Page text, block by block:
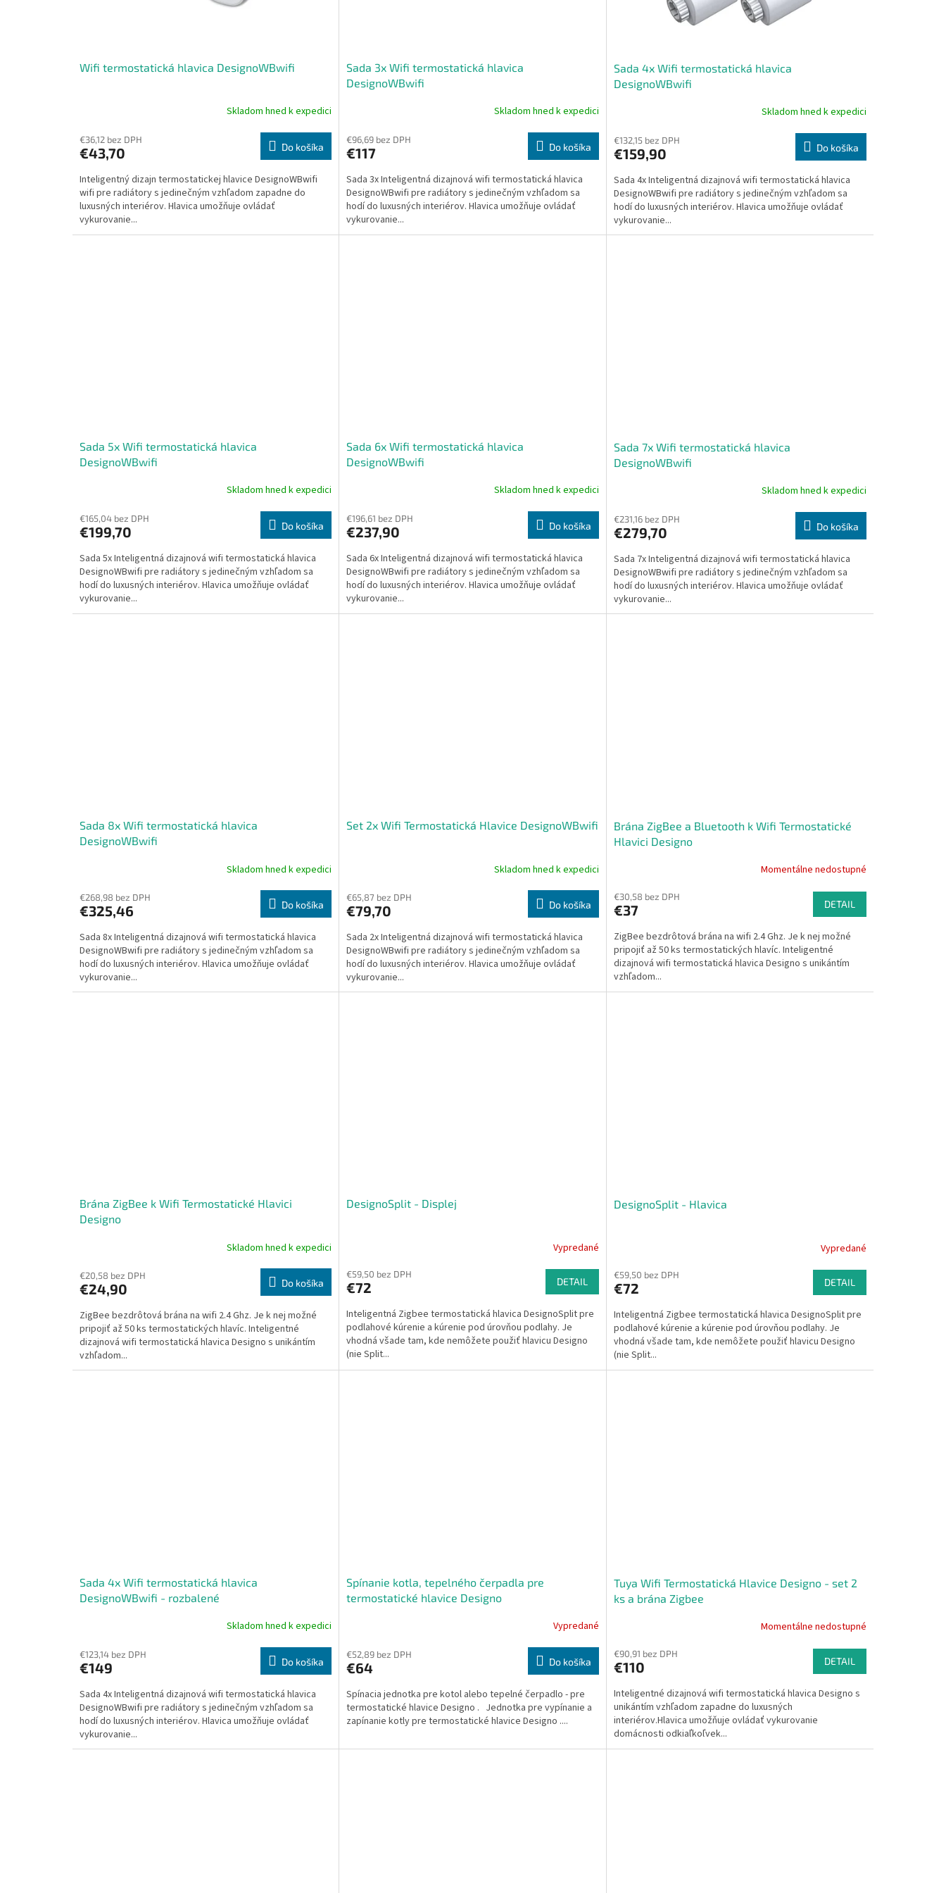
Wifi termostatická hlavica DesignoWBwifi
produktu
je
z
5
hviezdičiek.
Skladom hned k expedici
€36,12 bez DPH
€43,70 Do košíka
Inteligentný dizajn termostatickej hlavice DesignoWBwifi
wifi pre radiátory s jedinečným vzhľadom zapadne do
luxusných interiérov. Hlavica umožňuje ovládať
vykurovanie...
Sada 3x Wifi termostatická hlavica
DesignoWBwifi
produktu
je
z
5
hviezdičiek.
Skladom hned k expedici
€96,69 bez DPH
€117 Do košíka
Sada 3x Inteligentná dizajnová wifi termostatická hlavica
DesignoWBwifi pre radiátory s jedinečným vzhľadom sa
hodí do luxusných interiérov. Hlavica umožňuje ovládať
vykurovanie...
Sada 4x Wifi termostatická hlavica
DesignoWBwifi
produktu
je
z
5
hviezdičiek.
Skladom hned k expedici
€132,15 bez DPH
€159,90 Do košíka
Sada 4x Inteligentná dizajnová wifi termostatická hlavica
DesignoWBwifi pre radiátory s jedinečným vzhľadom sa
hodí do luxusných interiérov. Hlavica umožňuje ovládať
vykurovanie...
Sada 5x Wifi termostatická hlavica
DesignoWBwifi
produktu
je
z
5
hviezdičiek.
Skladom hned k expedici
€165,04 bez DPH
€199,70 Do košíka
Sada 5x Inteligentná dizajnová wifi termostatická hlavica
DesignoWBwifi pre radiátory s jedinečným vzhľadom sa
hodí do luxusných interiérov. Hlavica umožňuje ovládať
vykurovanie...
Sada 6x Wifi termostatická hlavica
DesignoWBwifi
produktu
je
z
5
hviezdičiek.
Skladom hned k expedici
€196,61 bez DPH
€237,90 Do košíka
Sada 6x Inteligentná dizajnová wifi termostatická hlavica
DesignoWBwifi pre radiátory s jedinečným vzhľadom sa
hodí do luxusných interiérov. Hlavica umožňuje ovládať
vykurovanie...
Sada 7x Wifi termostatická hlavica
DesignoWBwifi
produktu
je
z
5
hviezdičiek.
Skladom hned k expedici
€231,16 bez DPH
€279,70 Do košíka
Sada 7x Inteligentná dizajnová wifi termostatická hlavica
DesignoWBwifi pre radiátory s jedinečným vzhľadom sa
hodí do luxusných interiérov. Hlavica umožňuje ovládať
vykurovanie...
Sada 8x Wifi termostatická hlavica
DesignoWBwifi
produktu
je
z
5
hviezdičiek.
Skladom hned k expedici
€268,98 bez DPH
€325,46 Do košíka
Sada 8x Inteligentná dizajnová wifi termostatická hlavica
DesignoWBwifi pre radiátory s jedinečným vzhľadom sa
hodí do luxusných interiérov. Hlavica umožňuje ovládať
vykurovanie...
Set 2x Wifi Termostatická Hlavice DesignoWBwifi
produktu
je
z
5
hviezdičiek.
Skladom hned k expedici
€65,87 bez DPH
€79,70 Do košíka
Sada 2x Inteligentná dizajnová wifi termostatická hlavica
DesignoWBwifi pre radiátory s jedinečným vzhľadom sa
hodí do luxusných interiérov. Hlavica umožňuje ovládať
vykurovanie...
Brána ZigBee a Bluetooth k Wifi Termostatické
Hlavici Designo
Momentálne nedostupné
€30,58 bez DPH
€37 DETAIL
ZigBee bezdrôtová brána na wifi 2.4 Ghz. Je k nej možné
pripojiť až 50 ks termostatických hlavíc. Inteligentné
dizajnová wifi termostatická hlavica Designo s unikántím
vzhľadom...
Brána ZigBee k Wifi Termostatické Hlavici
Designo
produktu
je
z
5
hviezdičiek.
Skladom hned k expedici
€20,58 bez DPH
€24,90 Do košíka
ZigBee bezdrôtová brána na wifi 2.4 Ghz. Je k nej možné
pripojiť až 50 ks termostatických hlavíc. Inteligentné
dizajnová wifi termostatická hlavica Designo s unikántím
vzhľadom...
DesignoSplit - Displej
Vypredané
€59,50 bez DPH
€72 DETAIL
Inteligentná Zigbee termostatická hlavica DesignoSplit pre
podlahové kúrenie a kúrenie pod úrovňou podlahy. Je
vhodná všade tam, kde nemôžete použiť hlavicu Designo
(nie Split...
DesignoSplit - Hlavica
Vypredané
€59,50 bez DPH
€72 DETAIL
Inteligentná Zigbee termostatická hlavica DesignoSplit pre
podlahové kúrenie a kúrenie pod úrovňou podlahy. Je
vhodná všade tam, kde nemôžete použiť hlavicu Designo
(nie Split...
Sada 4x Wifi termostatická hlavica
DesignoWBwifi - rozbalené
produktu
je
z
5
hviezdičiek.
Skladom hned k expedici
€123,14 bez DPH
€149 Do košíka
Sada 4x Inteligentná dizajnová wifi termostatická hlavica
DesignoWBwifi pre radiátory s jedinečným vzhľadom sa
hodí do luxusných interiérov. Hlavica umožňuje ovládať
vykurovanie...
Spínanie kotla, tepelného čerpadla pre
termostatické hlavice Designo
produktu
je
z
5
hviezdičiek.
Vypredané
€52,89 bez DPH
€64 Do košíka
Spínacia jednotka pre kotol alebo tepelné čerpadlo - pre
termostatické hlavice Designo . Jednotka pre vypínanie a
zapínanie kotly pre termostatické hlavice Designo ....
Tuya Wifi Termostatická Hlavice Designo - set 2
ks a brána Zigbee
produktu
je
z
5
hviezdičiek.
Momentálne nedostupné
€90,91 bez DPH
€110 DETAIL
Inteligentné dizajnová wifi termostatická hlavica Designo s
unikántím vzhľadom zapadne do luxusných
interiérov.Hlavica umožňuje ovládať vykurovanie
domácnosti odkiaľkoľvek...